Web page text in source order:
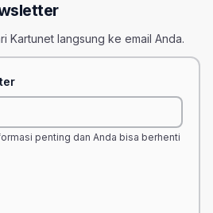
Kartunet langsung ke email Anda.
penting dan Anda bisa berhenti